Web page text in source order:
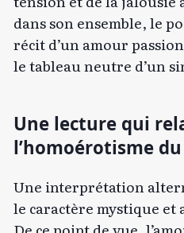
dans son ensemble, le
récit d’un amour
le tableau neutre d’un
Une lecture qui
l’homoérotisme
Une interprétation
le caractère mystique